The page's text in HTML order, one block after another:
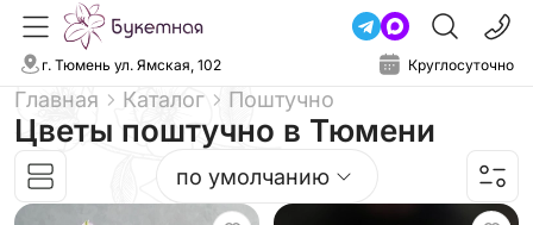
г. Тюмень ул. Ямская, 102 Круглосуточно
Главная Каталог Поштучно
Цветы поштучно в Тюмени
по умолчанию